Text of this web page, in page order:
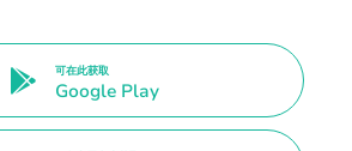
可在此获取
Google Play